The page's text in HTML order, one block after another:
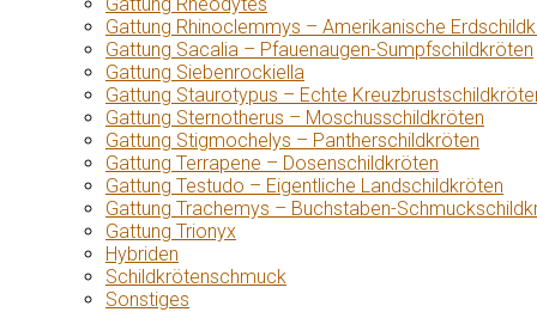
Gattung Rhinoclemmys – Amerikanische
Gattung Sacalia – Pfauenaugen-Sumpfschildkröten
Gattung Siebenrockiella
Gattung Staurotypus – Echte
Gattung Sternotherus – Moschusschildkröten
Gattung Stigmochelys – Pantherschildkröten
Gattung Terrapene – Dosenschildkröten
Gattung Testudo – Eigentliche Landschildkröten
Gattung Trachemys – Buchstaben-
Gattung Trionyx
Hybriden
Schildkrötenschmuck
Sonstiges